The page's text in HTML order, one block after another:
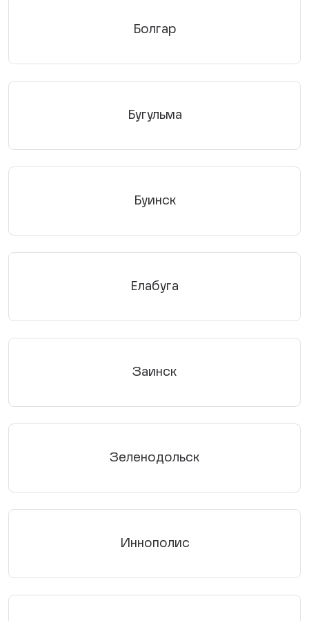
Болгар
Бугульма
Буинск
Елабуга
Заинск
Зеленодольск
Иннополис